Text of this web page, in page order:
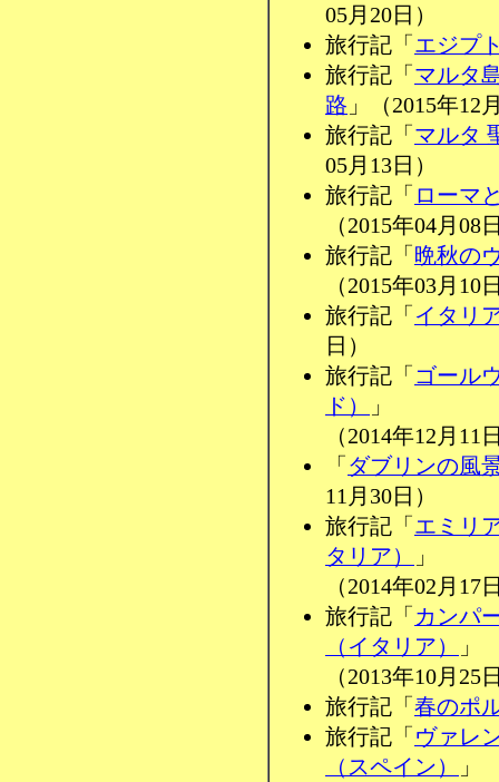
05月20日）
旅行記「 エジプ
旅行記「 マルタ
路 」（2015年12
旅行記「 マルタ
05月13日）
旅行記「 ローマ
（2015年04月08
旅行記「 晩秋の
（2015年03月10
旅行記「 イタリ
日）
旅行記「 ゴール
ド）
」
（2014年12月11
「 ダブリンの風
11月30日）
旅行記「 エミリ
タリア）
」
（2014年02月17
旅行記「 カンパ
（イタリア）
」
（2013年10月25
旅行記「 春のポ
旅行記「 ヴァレ
（スペイン）
」